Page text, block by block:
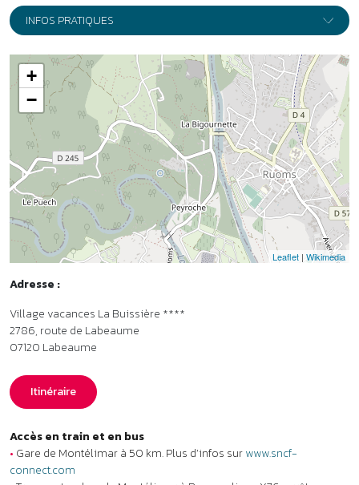
Leaflet|Wikimedia
Adresse :
Village vacances La Buissière ****
2786, route de Labeaume
07120
Labeaume
Itinéraire
Accès en train et en bus
Gare de Montélimar à 50 km. Plus d’infos surwww.sncf-
connect.com
•Transport en bus de Montélimar à Ruoms : ligne X76, arrêt
•Liaison en covoiturage ou en taxi jusqu’au village de vacances (2
km).
•Vacances Passion - Membre de l’association Parcours.
•Classement Atout France : Village de vacances ***. Plus d’infos
surwww.atout-france.fr
•Écolabel européen : référence du tourisme responsable. Plus